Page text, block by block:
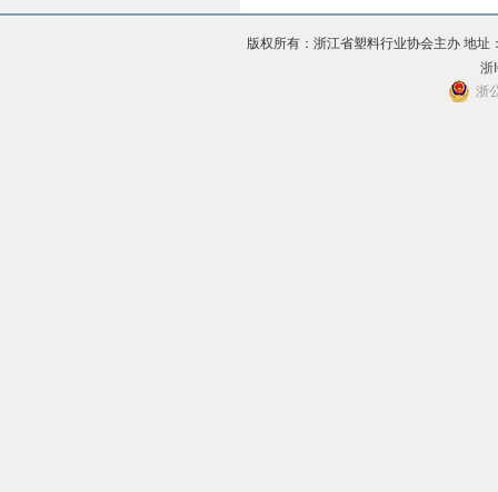
版权所有：浙江省塑料行业协会主办 地
浙
浙